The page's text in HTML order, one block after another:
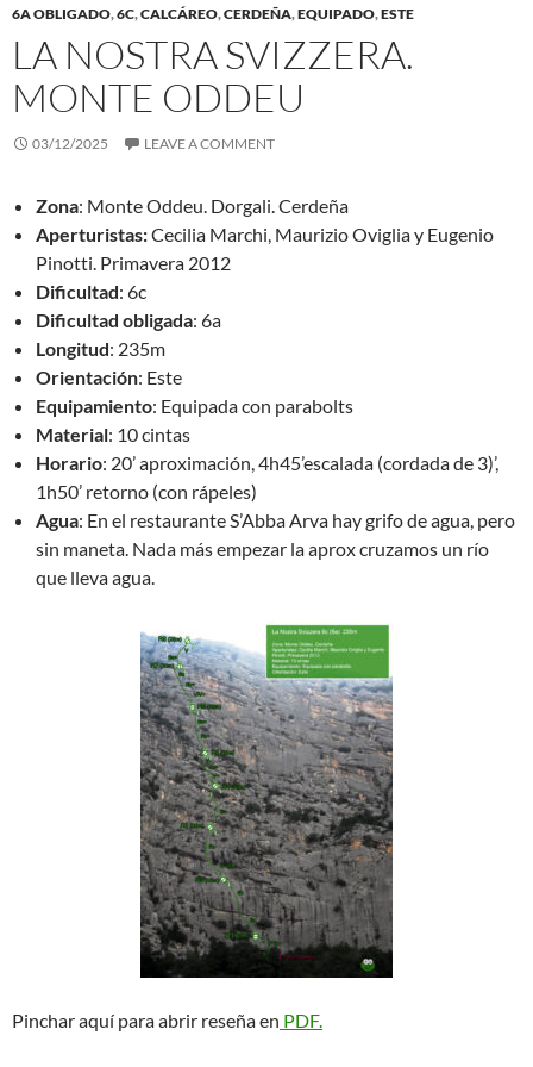
6A OBLIGADO,6C,CALCÁREO,CERDEÑA,EQUIPADO,ESTE
LA NOSTRA SVIZZERA.
MONTE ODDEU
03/12/2025 LEAVE A COMMENT
Zona: Monte Oddeu. Dorgali. Cerdeña
Aperturistas:Cecilia Marchi, Maurizio Oviglia y Eugenio
Pinotti. Primavera 2012
Dificultad: 6c
Dificultad obligada: 6a
Longitud: 235m
Orientación: Este
Equipamiento: Equipada con parabolts
Material: 10 cintas
Horario: 20’ aproximación, 4h45’escalada (cordada de 3)’,
1h50’ retorno (con rápeles)
Agua: En el restaurante S’Abba Arva hay grifo de agua, pero
sin maneta. Nada más empezar la aprox cruzamos un río
que lleva agua.
Pinchar aquí para abrir reseña en PDF.